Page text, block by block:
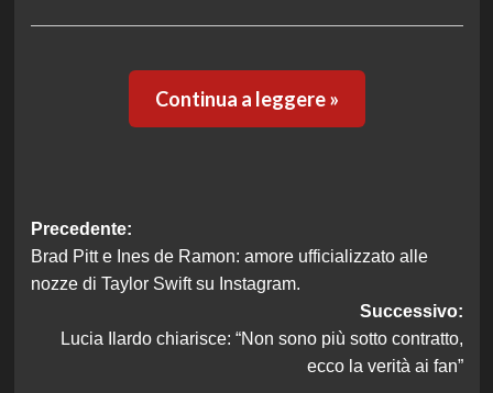
Continua a leggere »
Navigazione
articolo
Precedente:
Brad Pitt e Ines de Ramon: amore ufficializzato alle
nozze di Taylor Swift su Instagram.
Successivo:
Lucia Ilardo chiarisce: “Non sono più sotto contratto,
ecco la verità ai fan”